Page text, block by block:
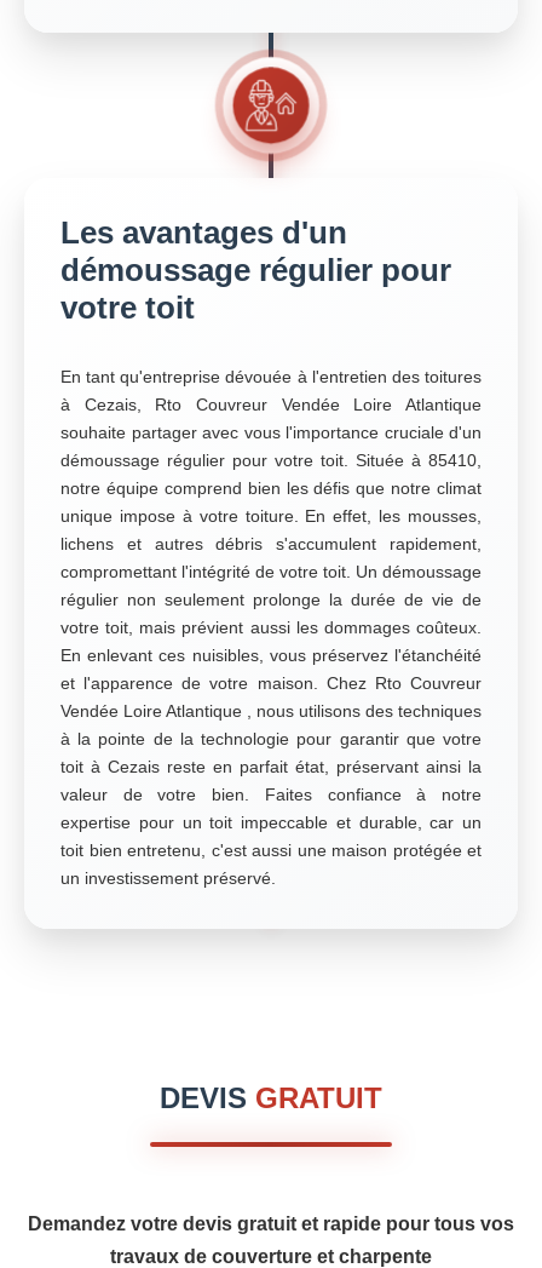
Les avantages d'un
démoussage régulier pour
votre toit
En tant qu'entreprise dévouée à l'entretien des toitures
à Cezais, Rto Couvreur Vendée Loire Atlantique
souhaite partager avec vous l'importance cruciale d'un
démoussage régulier pour votre toit. Située à 85410,
notre équipe comprend bien les défis que notre climat
unique impose à votre toiture. En effet, les mousses,
lichens et autres débris s'accumulent rapidement,
compromettant l'intégrité de votre toit. Un démoussage
régulier non seulement prolonge la durée de vie de
votre toit, mais prévient aussi les dommages coûteux.
En enlevant ces nuisibles, vous préservez l'étanchéité
et l'apparence de votre maison. Chez Rto Couvreur
Vendée Loire Atlantique , nous utilisons des techniques
à la pointe de la technologie pour garantir que votre
toit à Cezais reste en parfait état, préservant ainsi la
valeur de votre bien. Faites confiance à notre
expertise pour un toit impeccable et durable, car un
toit bien entretenu, c'est aussi une maison protégée et
un investissement préservé.
DEVIS GRATUIT
Demandez votre devis gratuit et rapide pour tous vos
travaux de couverture et charpente